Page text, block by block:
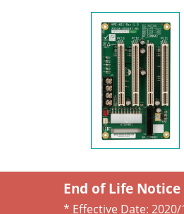
End of Life Notice
* Effective Date: 2020/